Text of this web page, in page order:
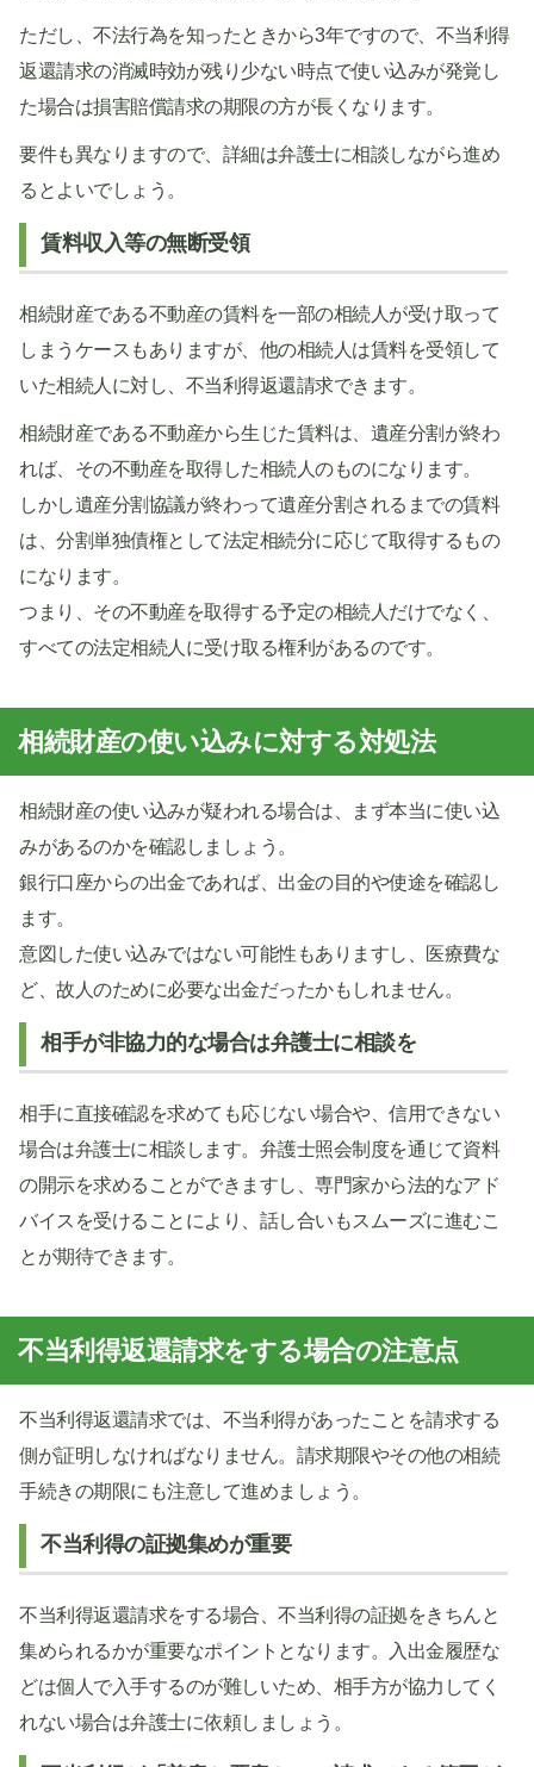
ただし、不法行為を知ったときから3年ですので、不当利得
返還請求の消滅時効が残り少ない時点で使い込みが発覚し
た場合は損害賠償請求の期限の方が長くなります。
要件も異なりますので、詳細は弁護士に相談しながら進め
るとよいでしょう。
賃料収入等の無断受領
相続財産である不動産の賃料を一部の相続人が受け取って
しまうケースもありますが、他の相続人は賃料を受領して
いた相続人に対し、不当利得返還請求できます。
相続財産である不動産から生じた賃料は、遺産分割が終わ
れば、その不動産を取得した相続人のものになります。
しかし遺産分割協議が終わって遺産分割されるまでの賃料
は、分割単独債権として法定相続分に応じて取得するもの
になります。
つまり、その不動産を取得する予定の相続人だけでなく、
すべての法定相続人に受け取る権利があるのです。
相続財産の使い込みに対する対処法
相続財産の使い込みが疑われる場合は、まず本当に使い込
みがあるのかを確認しましょう。
銀行口座からの出金であれば、出金の目的や使途を確認し
ます。
意図した使い込みではない可能性もありますし、医療費な
ど、故人のために必要な出金だったかもしれません。
相手が非協力的な場合は弁護士に相談を
相手に直接確認を求めても応じない場合や、信用できない
場合は弁護士に相談します。弁護士照会制度を通じて資料
の開示を求めることができますし、専門家から法的なアド
バイスを受けることにより、話し合いもスムーズに進むこ
とが期待できます。
不当利得返還請求をする場合の注意点
不当利得返還請求では、不当利得があったことを請求する
側が証明しなければなりません。請求期限やその他の相続
手続きの期限にも注意して進めましょう。
不当利得の証拠集めが重要
不当利得返還請求をする場合、不当利得の証拠をきちんと
集められるかが重要なポイントとなります。入出金履歴な
どは個人で入手するのが難しいため、相手方が協力してく
れない場合は弁護士に依頼しましょう。